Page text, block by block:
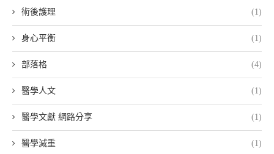
術後護理 (1)
身心平衡 (1)
部落格 (4)
醫學人文 (1)
醫學文獻 網路分享 (1)
醫學減重 (1)